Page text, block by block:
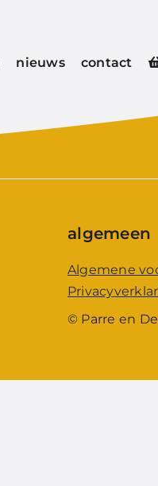
nieuws contact
algemeen
Algemene
© Parre en